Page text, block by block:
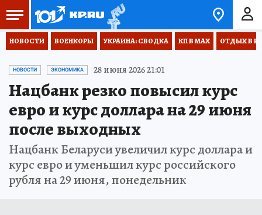
НОВОСТИ ВОЕНКОРЫ УКРАИНА: СВОДКА КП В МАХ ОТДЫХ В
НОВОСТИ ЭКОНОМИКА 28 июня 2026 21:01
Нацбанк резко повысил курс
евро и курс доллара на 29 июня
после выходных
Нацбанк Беларуси увеличил курс доллара и
курс евро и уменьшил курс российского
рубля на 29 июня, понедельник